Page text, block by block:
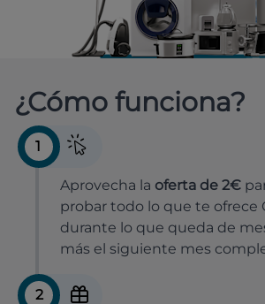
¿Cómo funciona?
1
Aprovecha la oferta de 2€
probar todo lo que te ofrece
durante lo que queda de
más el siguiente mes
2